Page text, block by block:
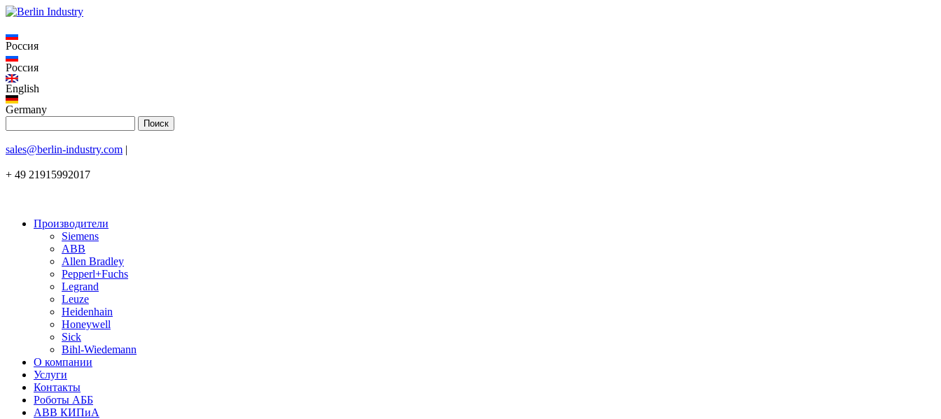
Россия
Россия
English
Germany
sales@berlin-industry.com |
+ 49 21915992017
Производители
Siemens
ABB
Allen Bradley
Pepperl+Fuchs
Legrand
Leuze
Heidenhain
Honeywell
Sick
Bihl-Wiedemann
О компании
Услуги
Контакты
Роботы АББ
ABB КИПиА